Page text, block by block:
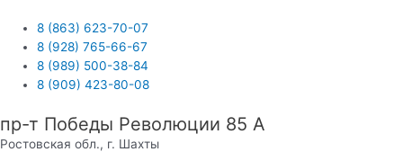
содержимому
8 (863) 623-70-07
8 (928) 765-66-67
8 (989) 500-38-84
8 (909) 423-80-08
пр-т Победы Революции 85 А
Ростовская обл., г. Шахты